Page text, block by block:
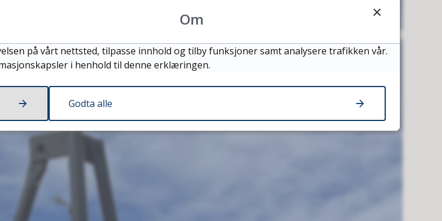
Om
på vårt nettsted, tilpasse innhold og tilby funksjoner samt analysere trafikken vår.
i henhold til denne erklæringen.
Godta alle